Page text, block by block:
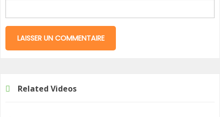
Related Videos